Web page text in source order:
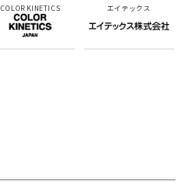
COLOR KINETICS エイテックス